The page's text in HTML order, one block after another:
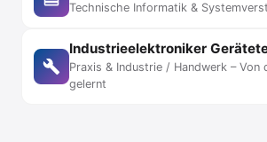
Technische Informatik &
Industrieelektroniker
Praxis & Industrie / Handwerk – Von
gelernt